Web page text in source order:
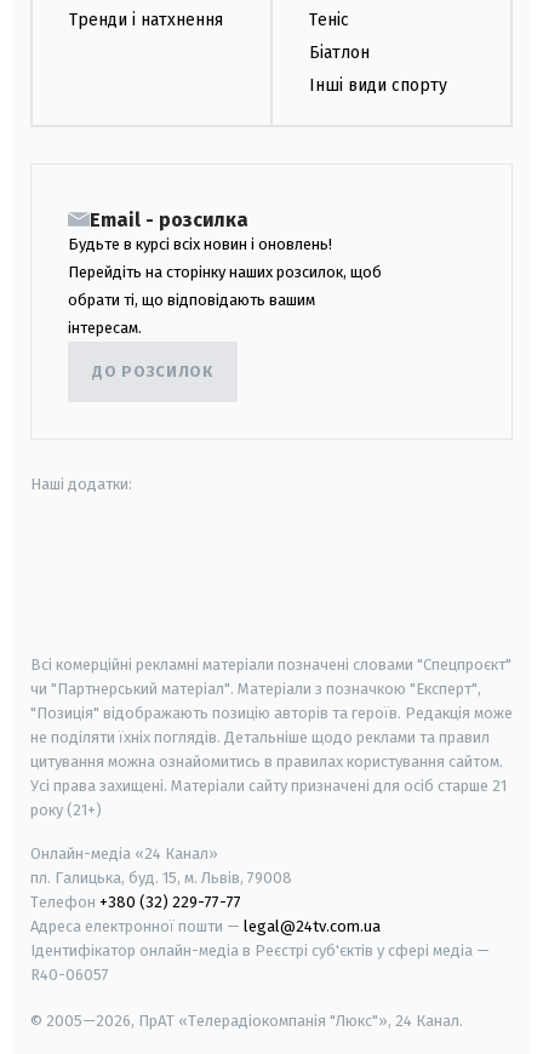
Тренди і натхнення
Теніс
Біатлон
Інші види спорту
Email - розсилка
Будьте в курсі всіх новин і оновлень!
Перейдіть на сторінку наших розсилок, щоб
обрати ті, що відповідають вашим
інтересам.
ДО РОЗСИЛОК
Наші додатки:
Всі комерційні рекламні матеріали позначені словами "Спецпроєкт"
чи "Партнерський матеріал". Матеріали з позначкою "Експерт",
"Позиція" відображають позицію авторів та героїв. Редакція може
не поділяти їхніх поглядів. Детальніше щодо реклами та правил
цитування можна ознайомитись в правилах користування сайтом.
Усі права захищені. Матеріали сайту призначені для осіб старше 21
року (21+)
Онлайн-медіа «24 Канал»
пл. Галицька, буд. 15, м. Львів, 79008
Телефон +380 (32) 229-77-77
Адреса електронної пошти — legal@24tv.com.ua
Ідентифікатор онлайн-медіа в Реєстрі суб'єктів у сфері медіа —
R40-06057
© 2005—2026, ПрАТ «Телерадіокомпанія "Люкс"», 24 Канал.